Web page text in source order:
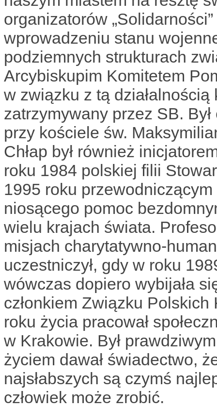
organizatorów
wprowadzeniu stanu
podziemnych strukturach
Arcybiskupim Komitetem
w związku z tą działalnością
zatrzymywany przez SB.
przy kościele św.
Chłap był również
roku 1984 polskiej filii
1995 roku
niosącego pomoc
wielu krajach świata.
misjach charytatywno-
uczestniczył, gdy w roku
wówczas dopiero wybijała
członkiem Związku
roku życia pracował
w Krakowie. Był
życiem dawał świadectwo,
najsłabszych są czymś
człowiek może zrobić.